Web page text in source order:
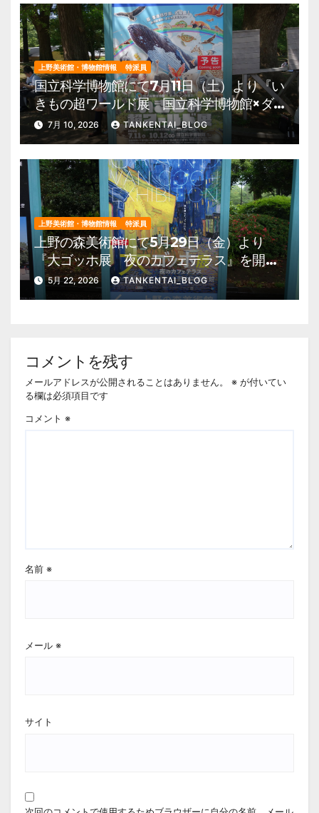
上野美術館・博物館情報 特派員
国立科学博物館にて7月11日（土）より『い
きもの超ワールド展 国立科学博物館×ダ
ーウィンが来た！』を開催。 上野公園
美術館・博物館 混雑情報他
7月 10, 2026 TANKENTAI_BLOG
上野美術館・博物館情報 特派員
上野の森美術館にて5月29日（金）より
『大ゴッホ展 夜のカフェテラス』を開
催。 上野公園 美術館・博物館 混雑情
報他
5月 22, 2026 TANKENTAI_BLOG
コメントを残す
メールアドレスが公開されることはありません。 ※ が付いてい
る欄は必須項目です
コメント ※
名前 ※
メール ※
サイト